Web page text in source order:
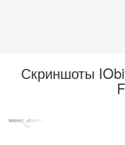
Скриншоты
Previous